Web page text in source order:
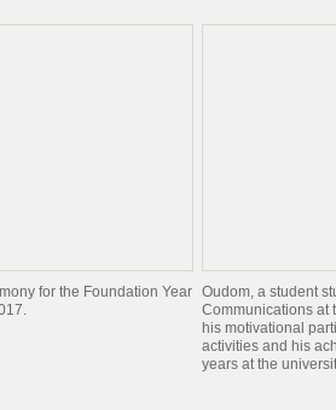
for the Foundation Year Oudom, a student
Communications at
his motivational
activities and his
years at the